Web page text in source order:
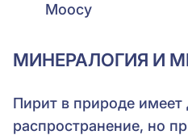
Моосу
МИНЕРАЛОГИЯ И
Пирит в природе
распространение, но